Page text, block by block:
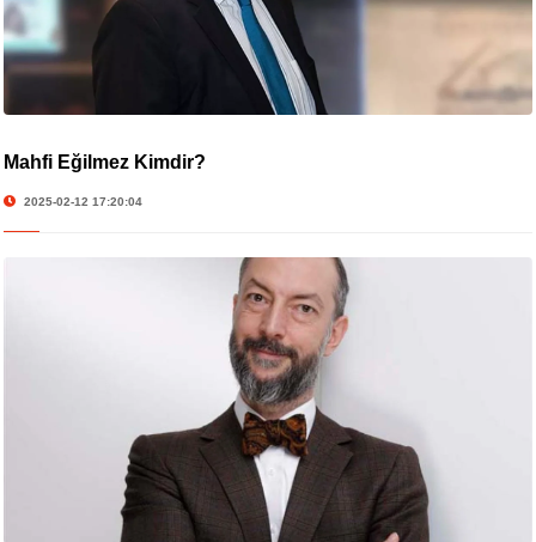
Mahfi Eğilmez Kimdir?
2025-02-12 17:20:04